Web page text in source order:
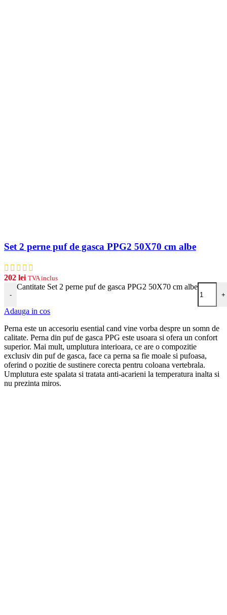
Set 2 perne puf de gasca PPG2 50X70 cm albe
202 lei TVA inclus
-
Cantitate Set 2 perne puf de gasca PPG2 50X70 cm albe
+
Adauga in cos
Perna este un accesoriu esential cand vine vorba despre un somn de
calitate. Perna din puf de gasca PPG este usoara si ofera un confort
superior. Mai mult, umplutura interioara, ce are o compozitie
exclusiv din puf de gasca, face ca perna sa fie moale si pufoasa,
oferind o pozitie de sustinere corecta pentru coloana vertebrala.
Umplutura este spalata si tratata anti-acarieni la temperatura inalta si
nu prezinta miros.